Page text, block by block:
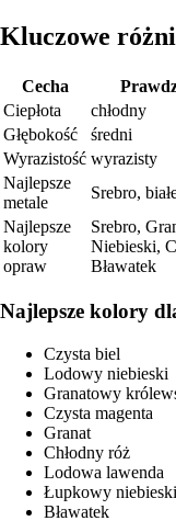
Kluczowe
Cecha
Ciepłota
chłodny
Głębokość
średni
Wyrazistość wyrazisty
Najlepsze
metale
Srebro,
Najlepsze
kolory
opraw
Srebro,
Niebieski,
Bławatek
Najlepsze kolory
Czysta biel
Lodowy niebieski
Granatowy
Czysta magenta
Granat
Chłodny róż
Lodowa lawenda
Łupkowy niebieski
Bławatek